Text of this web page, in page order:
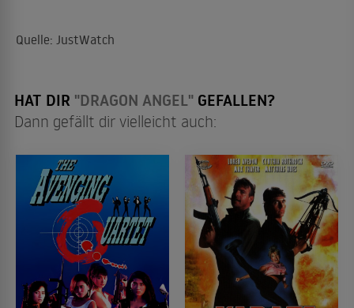
Quelle: JustWatch
HAT DIR "DRAGON ANGEL" GEFALLEN?
Dann gefällt dir vielleicht auch: